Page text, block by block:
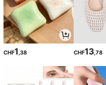
CHF1,38 CHF13,78